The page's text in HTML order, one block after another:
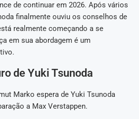
de continuar em 2026. Após vários
finalmente ouviu os conselhos de
realmente começando a se
em sua abordagem é um
de Yuki Tsunoda
Marko espera de Yuki Tsunoda
a Max Verstappen.